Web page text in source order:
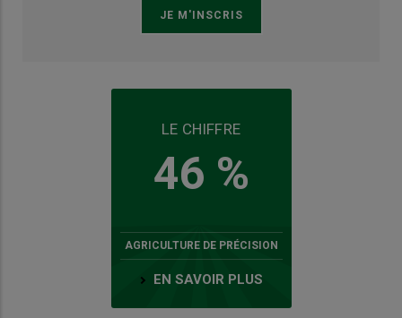
LE CHIFFRE
46 %
AGRICULTURE DE PRÉCISION
EN SAVOIR PLUS